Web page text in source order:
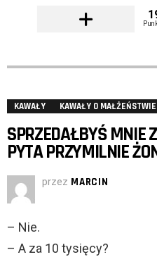
KAWAŁY KAWAŁY O MAŁŻEŃSTWIE
SPRZEDAŁBYŚ MNIE
PYTA PRZYMILNIE
przez MARCIN
– Nie.
– A za 10 tysięcy?